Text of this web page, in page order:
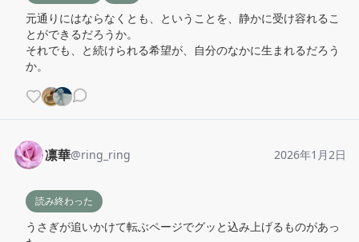
元通りにはならなくとも、ということを、静かに受け容れるこ
とができるだろうか。
それでも、と続けられる希望が、自分のなかに生まれるだろう
か。
凛華@ring_ring 2026年1月2日
読み終わった
うさぎが追いかけて転ぶページでグッと込み上げるものがあっ